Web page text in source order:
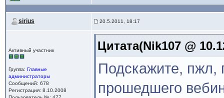
sirius 20.5.2011, 18:17
Активный участник
Группа: Главные
администраторы
Сообщений: 678
Регистрация: 8.10.2008
Цитата(Nik107 @
Подскажите, пжл,
прошедшего